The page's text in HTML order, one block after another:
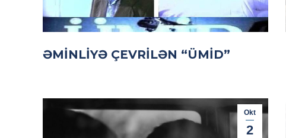
ƏMINLIYƏ ÇEVRILƏN “ÜMID”
Okt
2